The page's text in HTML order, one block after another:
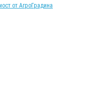
от АгроГрадина